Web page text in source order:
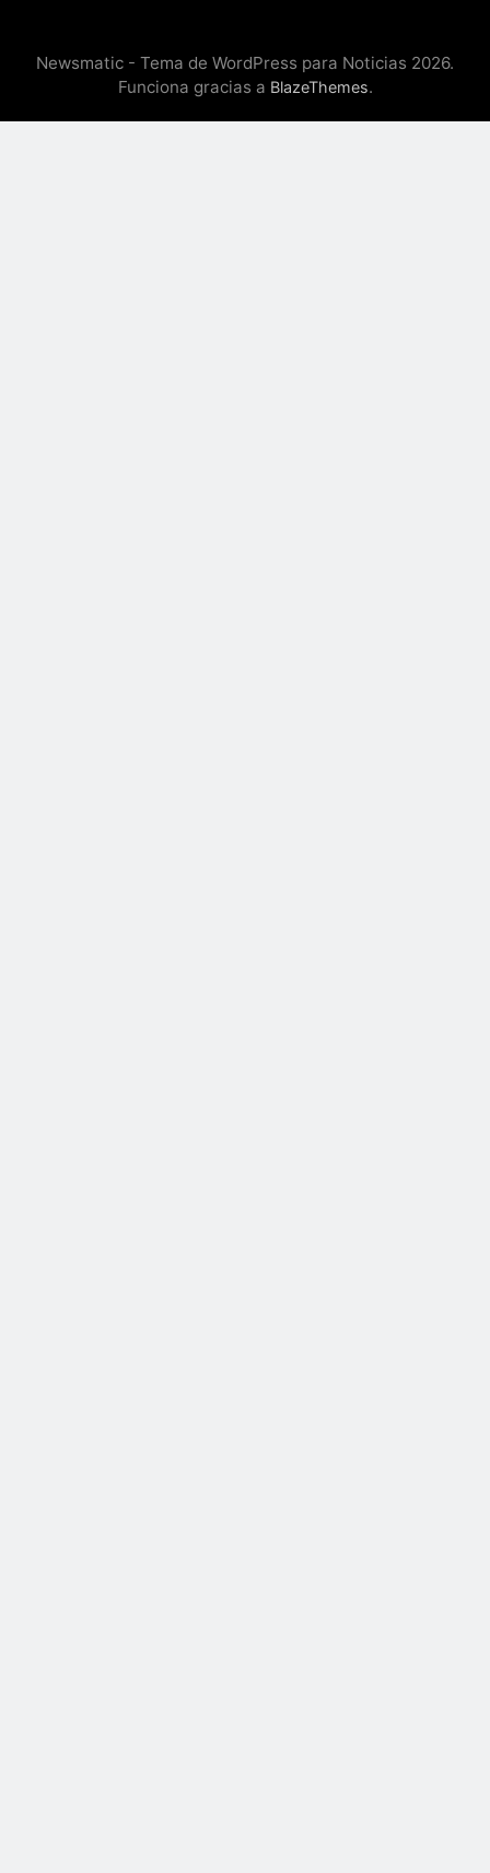
Newsmatic - Tema de WordPress para Noticias 2026.
Funciona gracias a BlazeThemes.